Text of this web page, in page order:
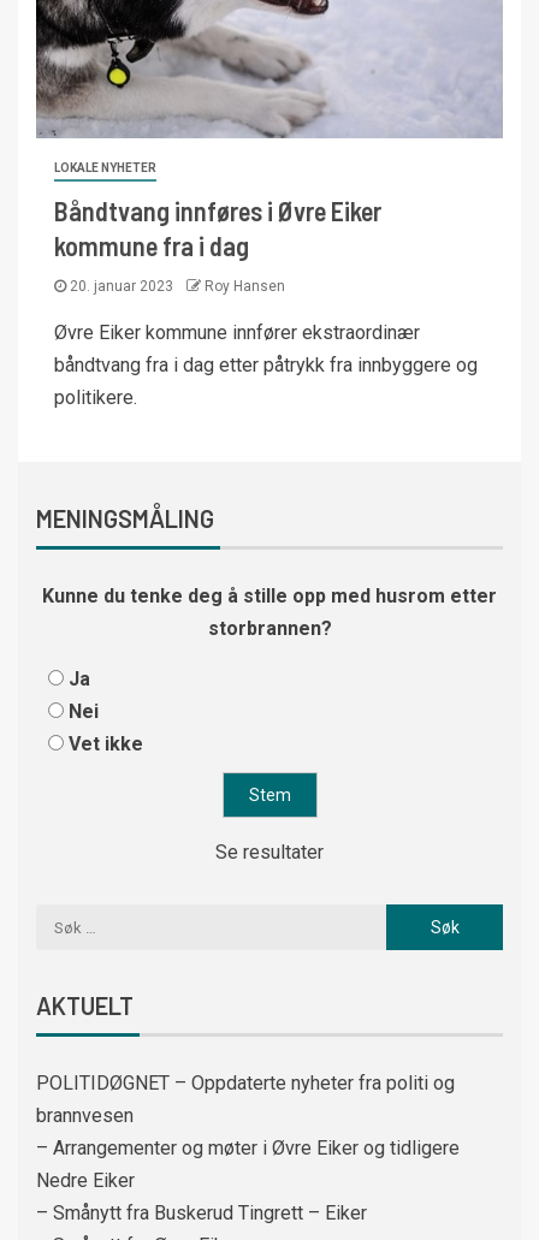
LOKALE NYHETER
Båndtvang innføres i Øvre Eiker
kommune fra i dag
20. januar 2023 Roy Hansen
Øvre Eiker kommune innfører ekstraordinær
båndtvang fra i dag etter påtrykk fra innbyggere og
politikere.
MENINGSMÅLING
Kunne du tenke deg å stille opp med husrom etter
storbrannen?
Ja
Nei
Vet ikke
Se resultater
AKTUELT
POLITIDØGNET – Oppdaterte nyheter fra politi og
brannvesen
– Arrangementer og møter i Øvre Eiker og tidligere
Nedre Eiker
– Smånytt fra Buskerud Tingrett – Eiker